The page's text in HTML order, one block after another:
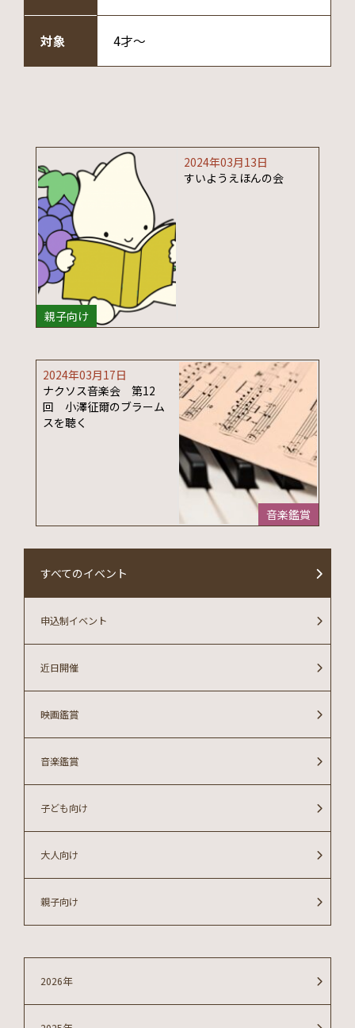
対象 4才～
親子向け
2024年03月13日
すいようえほんの会
音楽鑑賞
2024年03月17日
ナクソス音楽会 第12
回 小澤征爾のブラーム
スを聴く
すべてのイベント
親子向け
大人向け
子ども向け
音楽鑑賞
映画鑑賞
近日開催
申込制イベント
2026年